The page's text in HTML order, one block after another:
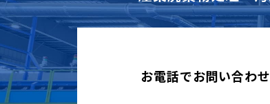
お電話でお問い合わせ